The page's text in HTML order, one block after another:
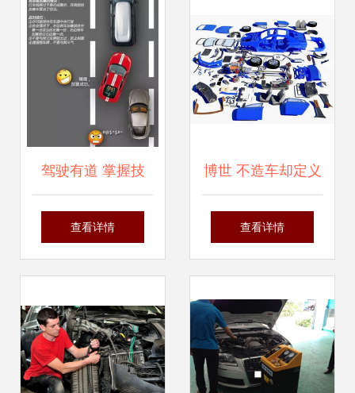
动车维护服务指南 全防线
驾驶有道 掌握技
巧，巧妙应对加
车维修与维护全攻
略
查看详情
博世 不造车却定义
行业百年，连奔驰
人
查看详情